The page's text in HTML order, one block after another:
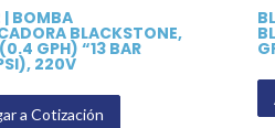
| BOMBA
BLACKSTONE,
GPH) “13 BAR
220V
a Cotización